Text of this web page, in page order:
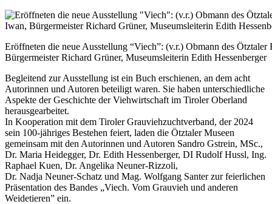
Eröffneten die neue Ausstellung “Viech”: (v.r.) Obmann des
Bürgermeister Richard Grüner, Museumsleiterin Edith Hessenberger
Begleitend zur Ausstellung ist ein Buch erschienen, an dem acht
Autorinnen und Autoren beteiligt waren. Sie haben unterschiedliche
Aspekte der Geschichte der Viehwirtschaft im Tiroler Oberland
herausgearbeitet.
In Kooperation mit dem Tiroler Grauviehzuchtverband, der 2024
sein 100-jähriges Bestehen feiert, laden die Ötztaler Museen
gemeinsam mit den Autorinnen und Autoren Sandro Gstrein, MSc.,
Dr. Maria Heidegger, Dr. Edith Hessenberger, DI Rudolf Hussl, Ing.
Raphael Kuen, Dr. Angelika Neuner-Rizzoli,
Dr. Nadja Neuner-Schatz und Mag. Wolfgang Santer zur feierlichen
Präsentation des Bandes „Viech. Vom Grauvieh und anderen
Weidetieren” ein.